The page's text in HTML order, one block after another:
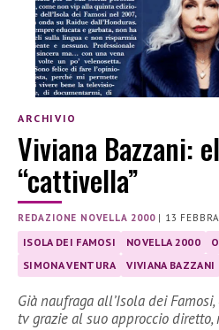
ARCHIVIO
Viviana Bazzani:
“cattivella”
REDAZIONE NOVELLA 2000| 13
ISOLA DEI FAMOSI NOVELLA 2000
SIMONA VENTURA
VIVIANA BAZZANI
Già naufraga all’Isola dei
tv grazie al suo approccio